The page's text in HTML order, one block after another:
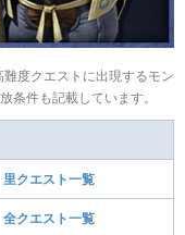
度クエストに出現するモン
条件も記載しています。
里クエスト一覧
全クエスト一覧